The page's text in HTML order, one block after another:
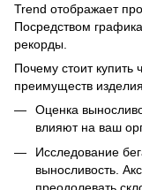
Trend отображает
Посредством
рекорды.
Почему стоит
преимуществ
Оценка
влияют на ваш
Исследование
выносливость.